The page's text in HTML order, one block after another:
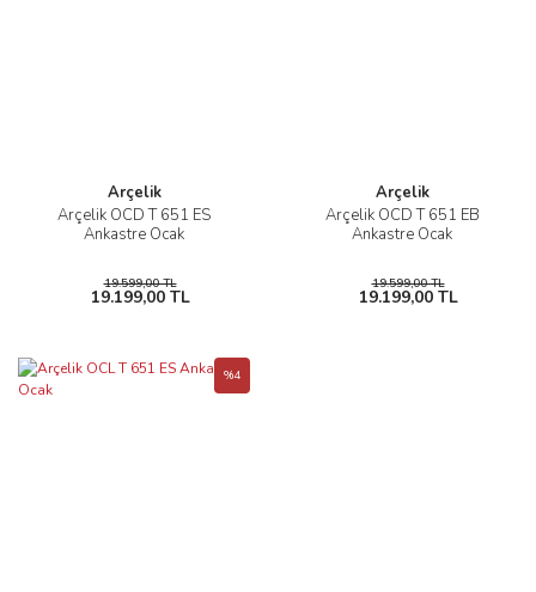
Arçelik
Arçelik OCD T 651 ES
Ankastre Ocak
19.599,00 TL
19.199,00 TL
Arçelik
Arçelik OCD T 651 EB
Ankastre Ocak
19.599,00 TL
19.199,00 TL
%4